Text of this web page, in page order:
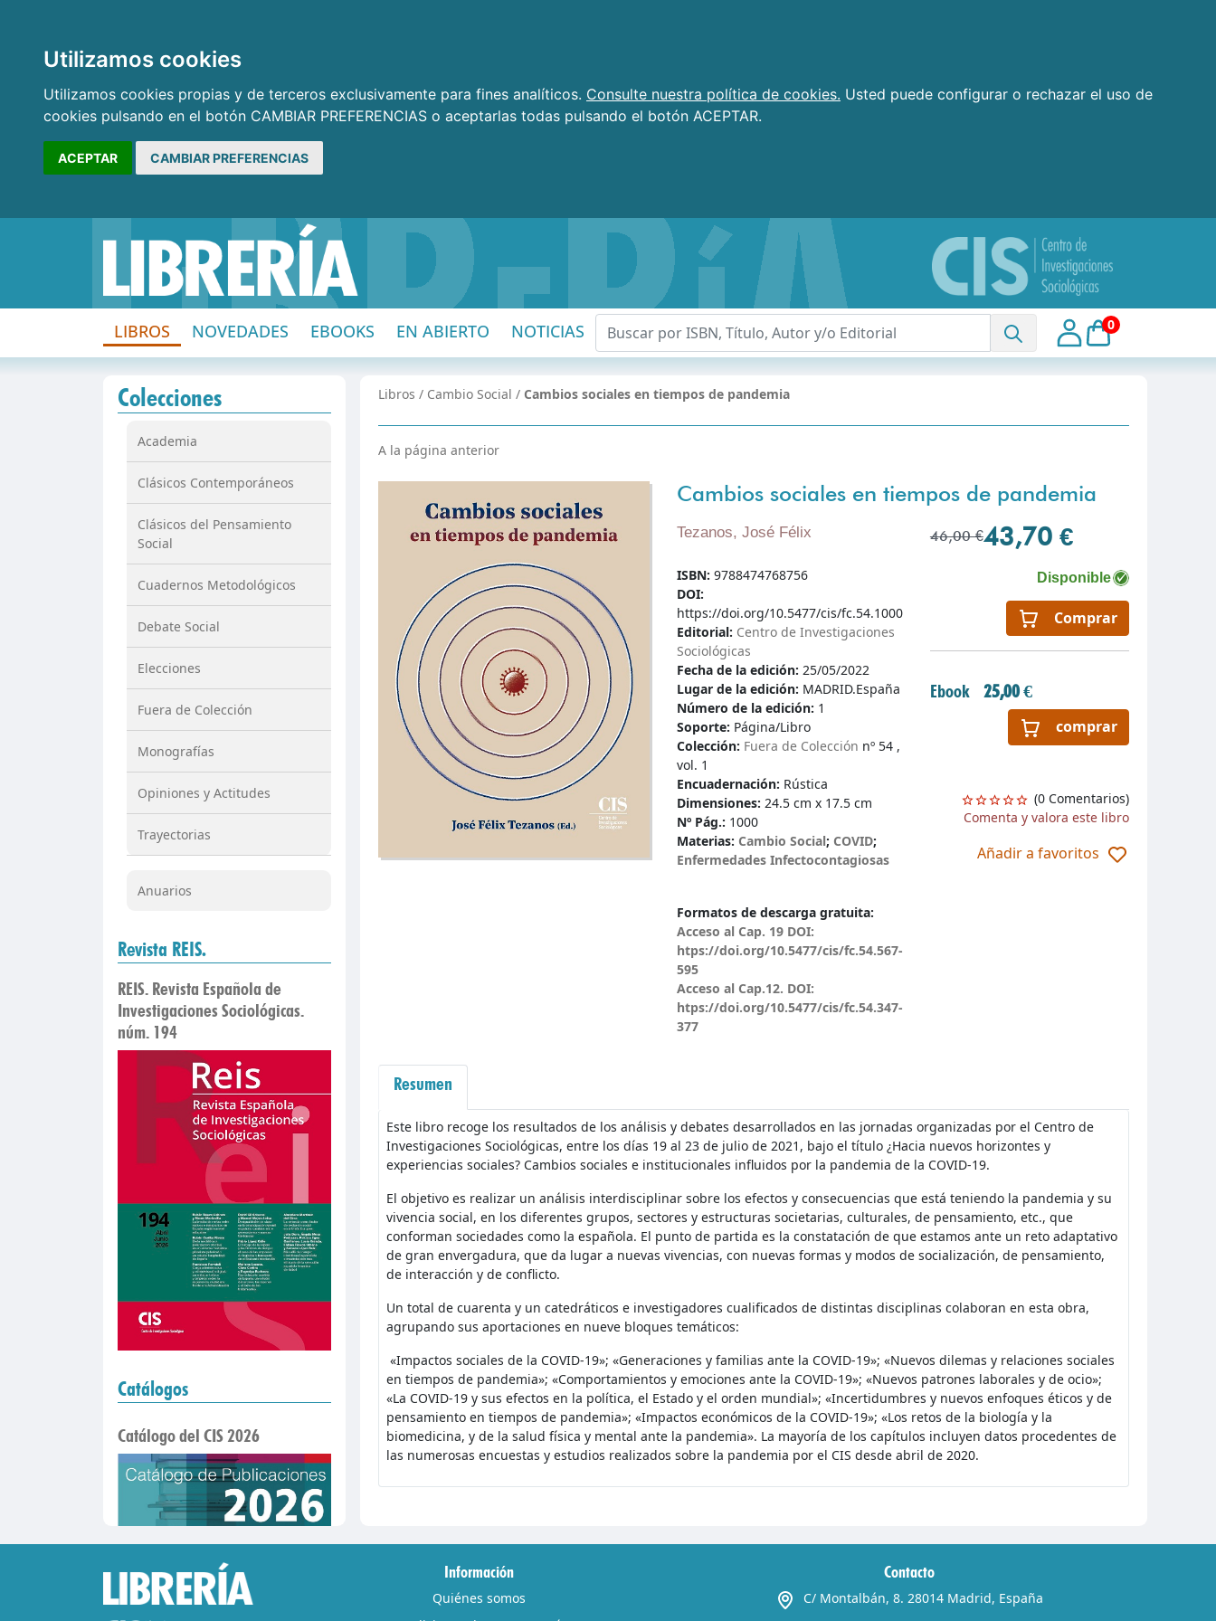
Utilizamos cookies
Utilizamos cookies propias y de terceros exclusivamente para fines analíticos. Consulte nuestra política de cookies. Usted puede configurar o rechazar el uso de
cookies pulsando en el botón CAMBIAR PREFERENCIAS o aceptarlas todas pulsando el botón ACEPTAR.
ACEPTAR CAMBIAR PREFERENCIAS
LIBROS NOVEDADES EBOOKS EN ABIERTO NOTICIAS 0
Colecciones
Academia
Clásicos Contemporáneos
Clásicos del Pensamiento
Social
Cuadernos Metodológicos
Debate Social
Elecciones
Fuera de Colección
Monografías
Opiniones y Actitudes
Trayectorias
Anuarios
Revista REIS.
REIS. Revista Española de
Investigaciones Sociológicas.
núm. 194
Catálogos
Catálogo del CIS 2026
Libros / Cambio Social / Cambios sociales en tiempos de pandemia
A la página anterior
Cambios sociales en tiempos de pandemia
Tezanos, José Félix 46,00 €43,70 €
Disponible
Comprar
Ebook 25,00 €
comprar
(0 Comentarios)
Comenta y valora este libro
Añadir a favoritos
ISBN: 9788474768756
DOI:
https://doi.org/10.5477/cis/fc.54.1000
Editorial: Centro de Investigaciones
Sociológicas
Fecha de la edición: 25/05/2022
Lugar de la edición: MADRID.España
Número de la edición: 1
Soporte: Página/Libro
Colección: Fuera de Colección nº 54 ,
vol. 1
Encuadernación: Rústica
Dimensiones: 24.5 cm x 17.5 cm
Nº Pág.: 1000
Materias: Cambio Social; COVID;
Enfermedades Infectocontagiosas
Formatos de descarga gratuita:
Acceso al Cap. 19 DOI:
htps://doi.org/10.5477/cis/fc.54.567-
595
Acceso al Cap.12. DOI:
htps://doi.org/10.5477/cis/fc.54.347-
377
Resumen
Este libro recoge los resultados de los análisis y debates desarrollados en las jornadas organizadas por el Centro de
Investigaciones Sociológicas, entre los días 19 al 23 de julio de 2021, bajo el título ¿Hacia nuevos horizontes y
experiencias sociales? Cambios sociales e institucionales influidos por la pandemia de la COVID-19.
El objetivo es realizar un análisis interdisciplinar sobre los efectos y consecuencias que está teniendo la pandemia y su
vivencia social, en los diferentes grupos, sectores y estructuras societarias, culturales, de pensamiento, etc., que
conforman sociedades como la española. El punto de partida es la constatación de que estamos ante un reto adaptativo
de gran envergadura, que da lugar a nuevas vivencias, con nuevas formas y modos de socialización, de pensamiento,
de interacción y de conflicto.
Un total de cuarenta y un catedráticos e investigadores cualificados de distintas disciplinas colaboran en esta obra,
agrupando sus aportaciones en nueve bloques temáticos:
«Impactos sociales de la COVID-19»; «Generaciones y familias ante la COVID-19»; «Nuevos dilemas y relaciones sociales
en tiempos de pandemia»; «Comportamientos y emociones ante la COVID-19»; «Nuevos patrones laborales y de ocio»;
«La COVID-19 y sus efectos en la política, el Estado y el orden mundial»; «Incertidumbres y nuevos enfoques éticos y de
pensamiento en tiempos de pandemia»; «Impactos económicos de la COVID-19»; «Los retos de la biología y la
biomedicina, y de la salud física y mental ante la pandemia». La mayoría de los capítulos incluyen datos procedentes de
las numerosas encuestas y estudios realizados sobre la pandemia por el CIS desde abril de 2020.
Información
Quiénes somos
Contacto
C/ Montalbán, 8. 28014 Madrid, España